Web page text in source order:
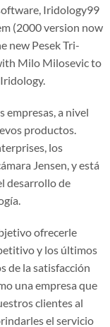
Iridology99
(2000 version now
new Pesek Tri-
Milo Milosevic to
empresas, a nivel
productos.
los
Jensen, y está
desarrollo de
ofrecerle
y los últimos
de la satisfacción
una empresa que
clientes al
el servicio